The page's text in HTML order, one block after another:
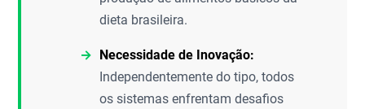
dieta brasileira.
Necessidade de Inovação:
Independentemente do tipo, todos
os sistemas enfrentam desafios